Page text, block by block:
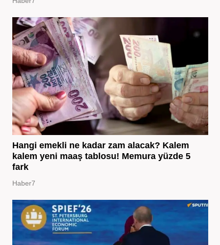
Hangi emekli ne kadar zam alacak? Kalem
kalem yeni maaş tablosu! Memura yüzde 5
fark
Haber7